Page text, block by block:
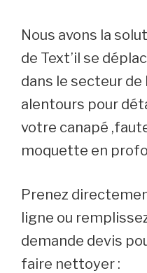
Nous avons la
de Text’il se
dans le secteur
alentours pour
votre canapé
moquette en
Prenez
ligne ou
demande devis
faire nettoyer :